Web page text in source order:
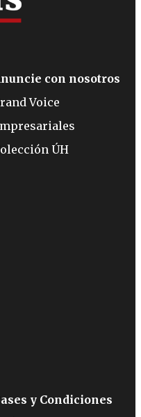
con nosotros
Voice
ÚH
y Condiciones